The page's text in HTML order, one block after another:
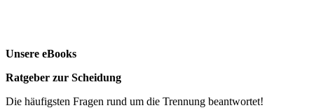
Unsere eBooks
Ratgeber zur Scheidung
Die häufigsten Fragen rund um die Trennung beantwortet!